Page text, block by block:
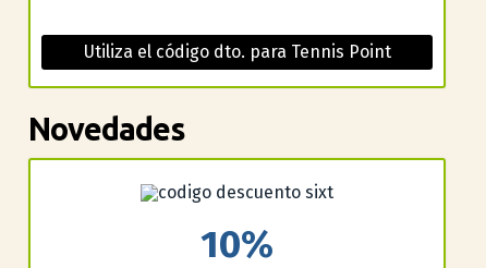
Utiliza el código dto. para Tennis Point
Novedades
10%